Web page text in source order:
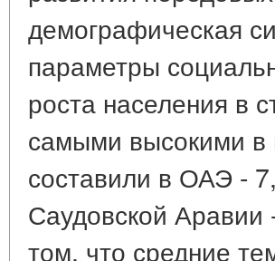
демографическая
параметры
роста населения в
самыми высокими в
составили в ОАЭ -
Саудовской Аравии
том, что средние